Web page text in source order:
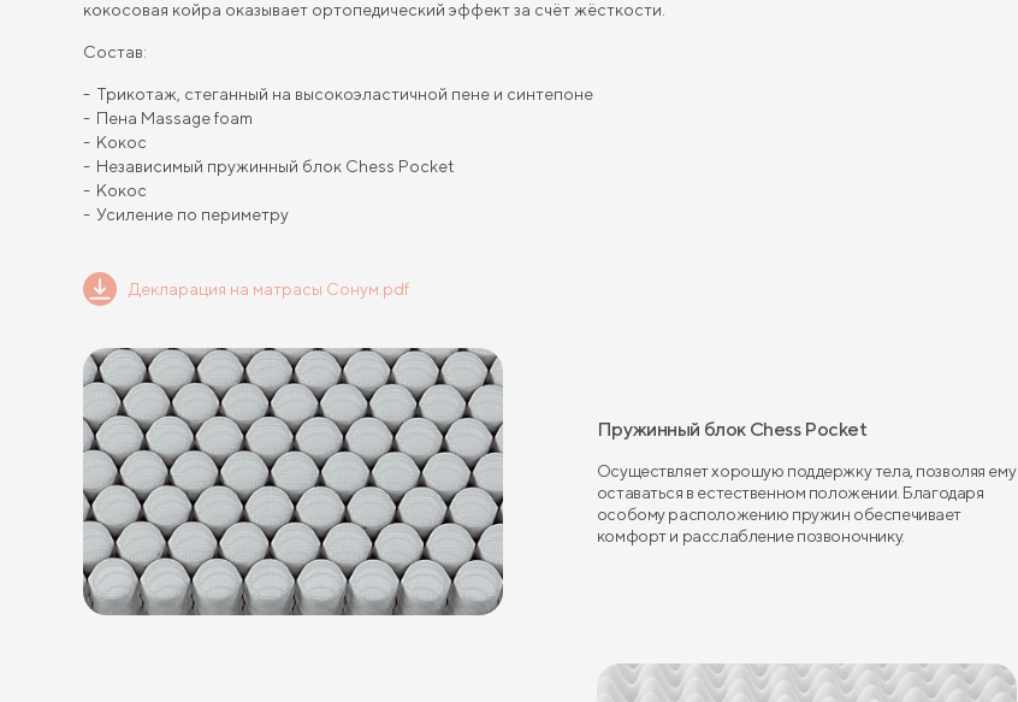
кокосовая койра оказывает ортопедический эффект за счёт жёсткости.
Состав:
Трикотаж, стеганный на высокоэластичной пене и синтепоне
Пена Massage foam
Кокос
Независимый пружинный блок Chess Pocket
Кокос
Усиление по периметру
Декларация на матрасы Сонум.pdf
Пружинный блок Chess Pocket
Осуществляет хорошую поддержку тела, позволяя ему
оставаться в естественном положении. Благодаря
особому расположению пружин обеспечивает
комфорт и расслабление позвоночнику.